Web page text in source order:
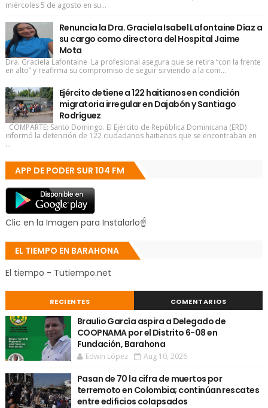
miércoles 5 de agosto en su...
Renuncia la Dra. Graciela Isabel Lafontaine Díaz a
su cargo como directora del Hospital Jaime
Mota
Dra. Graciela Lafontaine La profesional asegura que se retira “con la frente
en alto” y reafirma su compromiso de seguir sirviendo a la com...
Ejército detiene a 122 haitianos en condición
migratoria irregular en Dajabón y Santiago
Rodríguez
COMPARTE: Santo Domingo. El Ejército de República Dominicana (ERD)
informó la detención de 122 ciudadanos haitianos que se encontraban en
...
APP DE PODER SUR 104 FM
Clic en la Imagen para Instalarlo☝
EL TIEMPO EN BARAHONA
El tiempo - Tutiempo.net
RECIENTES COMENTARIOS
Braulio García aspira a Delegado de
COOPNAMA por el Distrito 6-08 en
Fundación, Barahona
Edwin López Aug 10, 2026
Pasan de 70 la cifra de muertos por
terremoto en Colombia; continúan rescates
entre edificios colapsados